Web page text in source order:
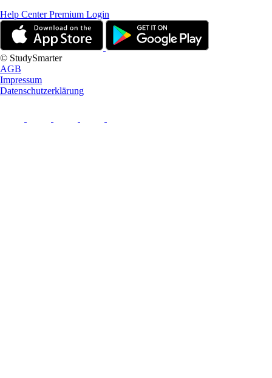
Help CenterPremium Login
© StudySmarter
AGB
Impressum
Datenschutzerklärung